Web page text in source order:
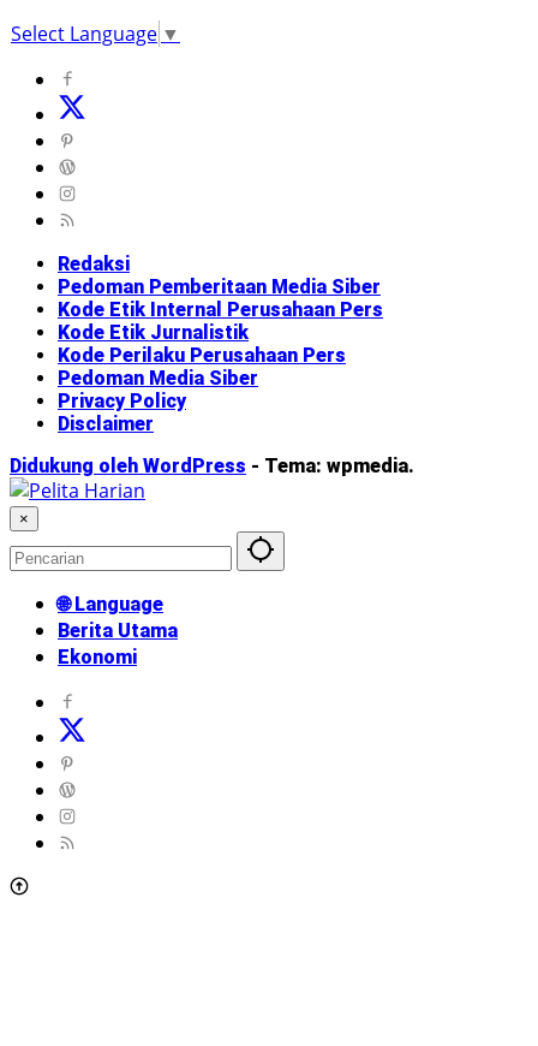
Select Language ▼
Redaksi
Pedoman Pemberitaan Media Siber
Kode Etik Internal Perusahaan Pers
Kode Etik Jurnalistik
Kode Perilaku Perusahaan Pers
Pedoman Media Siber
Privacy Policy
Disclaimer
Didukung oleh WordPress - Tema: wpmedia.
×
🌐 Language
Berita Utama
Ekonomi